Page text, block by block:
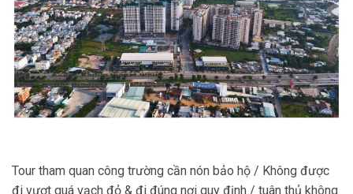
Tour tham quan công trường cần nón bảo hộ / Không được
đi vượt quá vạch đỏ & đi đúng nơi quy định / tuân thủ không